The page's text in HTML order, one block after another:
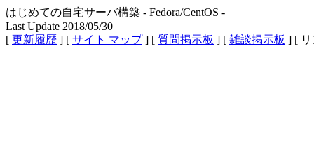
はじめての自宅サーバ構築 - Fedora/CentOS -
Last Update 2018/05/30
[ 更新履歴 ] [ サイト マップ] [ 質問掲示板 ] [ 雑談掲示板 ] [